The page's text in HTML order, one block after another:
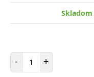
Skladom
- Počet položiek
+